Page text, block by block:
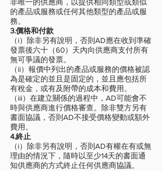
非唯一的供應商，以提供相同類型或類似
的產品或服務或任何其他類型的產品或服
務。
3.價格和付款
（i）除非另有說明，否則AD應在收到準確
發票後六十（60）天內向供應商支付所有
無可爭議的發票。
（ii）報價中列出的產品或服務的價格被認
為是確定的並且是固定的，並且應包括所
有稅金，或有及附帶的成本和費用。
（iii）在建立關係的過程中，AD可能會不
時與供應商進行價格審查。除非雙方另有
書面協議，否則AD不接受價格變動或額外
費用。
4.終止
（i）除非另有說明，否則AD有權在有或無
理由的情況下，隨時以至少14天的書面通
知供應商的方式終止任何供應商協議。